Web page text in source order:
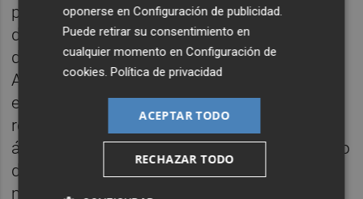
prima a las empresas que adopten este tipo
de procedimientos dentro de sus esquemas
de trabajo a la hora de contratar con las
Administraciones Públicas. Pues bien, esa
es la línea que ya se está imponiendo en las
relaciones entre las empresas, en todos los
ámbitos, especialmente los asociados al uso
de medios tecnológicos y las cuestiones
medioambientales, y en Senex tenemos una
oponerse enConfiguración de publicidad.
Puede retirar su consentimiento en
cualquier momento enConfiguración de
cookies.Política de privacidad
ACEPTAR TODO
RECHAZAR TODO